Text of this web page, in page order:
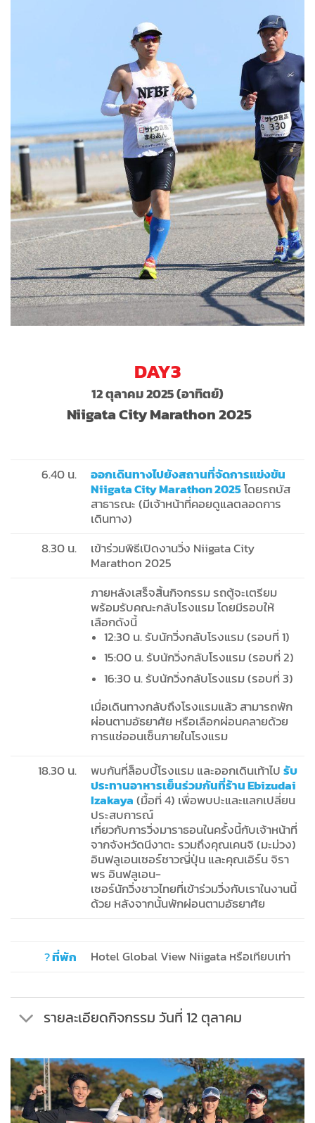
DAY3
12 ตุลาคม 2025 (อาทิตย์)
Niigata City Marathon 2025
6.40 น.
ออกเดินทางไปยังสถานที่จัดการแข่งขัน
Niigata City Marathon 2025โดยรถบัส
สาธารณะ (มีเจ้าหน้าที่คอยดูแลตลอดการ
เดินทาง)
8.30 น.
เข้าร่วมพิธีเปิดงานวิ่ง Niigata City
Marathon 2025
ภายหลังเสร็จสิ้นกิจกรรม รถตู้จะเตรียม
พร้อมรับคณะกลับโรงแรม โดยมีรอบให้
เลือกดังนี้
12:30 น. รับนักวิ่งกลับโรงแรม (รอบที่ 1)
15:00 น. รับนักวิ่งกลับโรงแรม (รอบที่ 2)
16:30 น. รับนักวิ่งกลับโรงแรม (รอบที่ 3)
เมื่อเดินทางกลับถึงโรงแรมแล้ว สามารถพัก
ผ่อนตามอัธยาศัย หรือเลือกผ่อนคลายด้วย
การแช่ออนเซ็นภายในโรงแรม
18.30 น.
พบกันที่ล็อบบี้โรงแรม และออกเดินเท้าไป รับ
ประทานอาหารเย็นร่วมกันที่ร้าน Ebizudai
Izakaya (มื้อที่ 4) เพื่อพบปะและแลกเปลี่ยน
ประสบการณ์
เกี่ยวกับการวิ่งมาราธอนในครั้งนี้กับเจ้าหน้าที่
จากจังหวัดนีงาตะ รวมถึงคุณเคนจิ (มะม่วง)
อินฟลูเอนเซอร์ชาวญี่ปุ่น และคุณเอิร์น จิรา
พร อินฟลูเอน-
เซอร์นักวิ่งชาวไทยที่เข้าร่วมวิ่งกับเราในงานนี้
ด้วย หลังจากนั้นพักผ่อนตามอัธยาศัย
?ที่พัก Hotel Global View Niigata หรือเทียบเท่า
รายละเอียดกิจกรรม วันที่ 12 ตุลาคม